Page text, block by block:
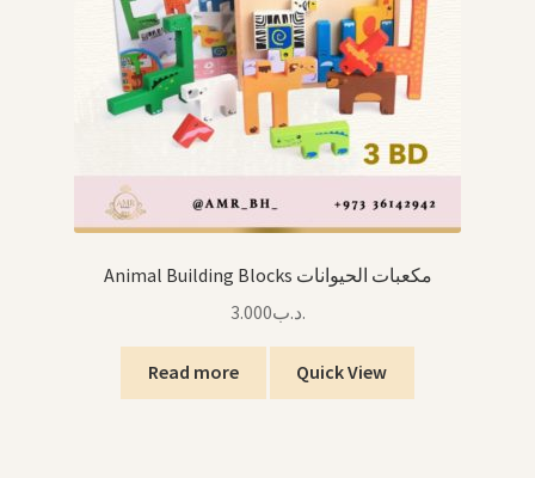
Animal Building Blocks مكعبات الحيوانات
.د.ب3.000
Read more Quick View